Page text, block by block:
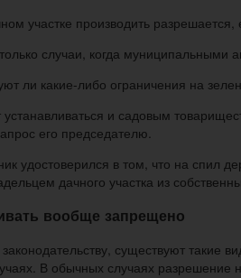
участке производить
случаи, когда
ли какие-либо ограничения на
и садовым
его председателю.
удостоверился в том, что на спил
дачного участка из
вообще запрещено
существуют такие
В обычных случаях